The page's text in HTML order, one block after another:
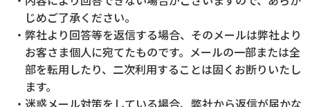
じめご了承ください。
弊社より回答等を返信する場合、そのメールは弊社より
お客さま個人に宛てたものです。メールの一部または全
部を転用したり、二次利用することは固くお断りいたし
ます。
迷惑メール対策をしている場合、弊社から返信が届かな